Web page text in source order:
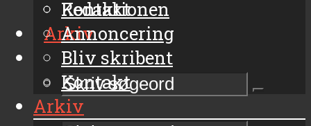
Kontakt
Arkiv
Redaktionen
Annoncering
Bliv skribent
Kontakt
Arkiv